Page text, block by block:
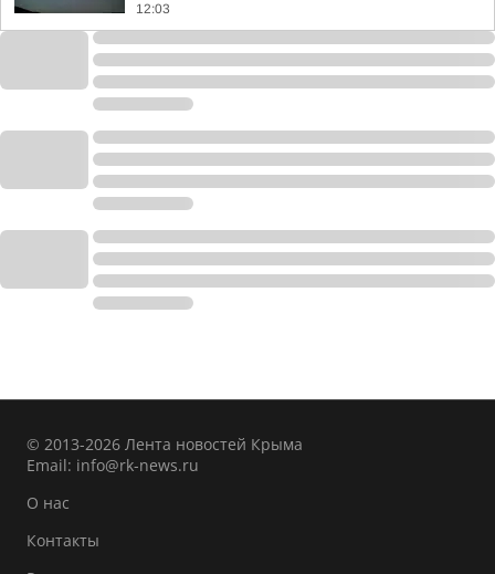
12:03
© 2013-2026 Лента новостей Крыма
Email: info@rk-news.ru
О нас
Контакты